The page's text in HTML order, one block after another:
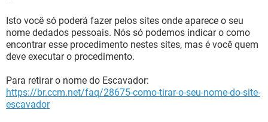
Isto você só poderá fazer pelos sites onde aparece o seu
nome dedados pessoais. Nós só podemos indicar o como
encontrar esse procedimento nestes sites, mas é você quem
deve executar o procedimento.
Para retirar o nome do Escavador:
https://br.ccm.net/faq/28675-como-tirar-o-seu-nome-do-site-
escavador